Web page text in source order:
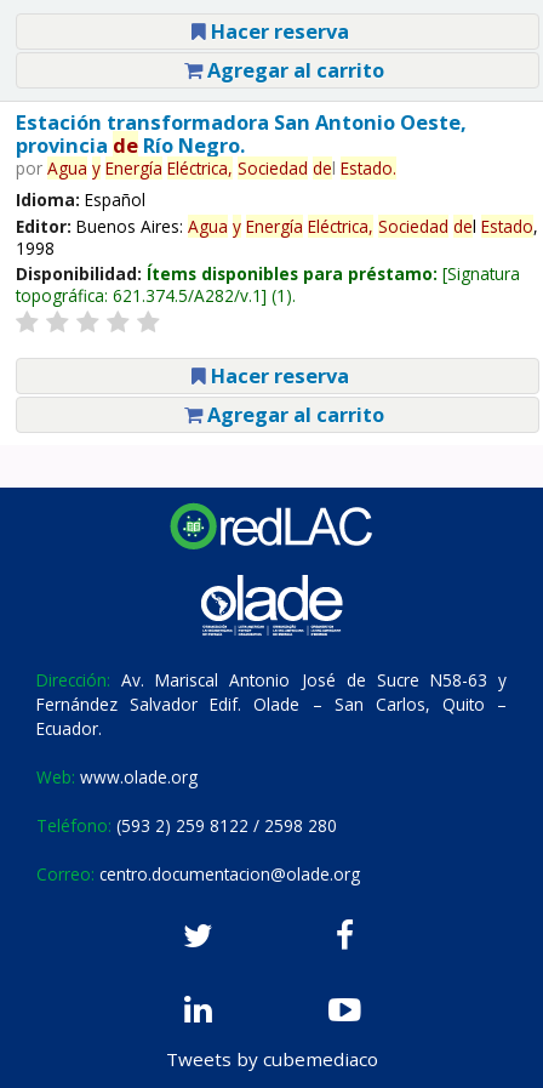
Hacer reserva
Agregar al carrito
Estación transformadora San Antonio Oeste,
provincia deRío Negro.
por Agua y Energía Eléctrica, Sociedad del Estado.
Idioma: Español
Editor: Buenos Aires: Agua y Energía Eléctrica, Sociedad del Estado,
1998
Disponibilidad: Ítems disponibles para préstamo: Signatura
topográfica: 621.374.5/A282/v.1 (1).
Hacer reserva
Agregar al carrito
Dirección: Av. Mariscal Antonio José de Sucre N58-63 y
Fernández Salvador Edif. Olade – San Carlos, Quito –
Ecuador.
Web: www.olade.org
Teléfono: (593 2) 259 8122 / 2598 280
Correo: centro.documentacion@olade.org
Tweets by cubemediaco